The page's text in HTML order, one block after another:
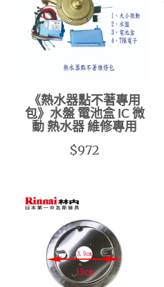
《熱水器點不著專用
包》水盤 電池盒 IC 微
動 熱水器 維修專用
$972